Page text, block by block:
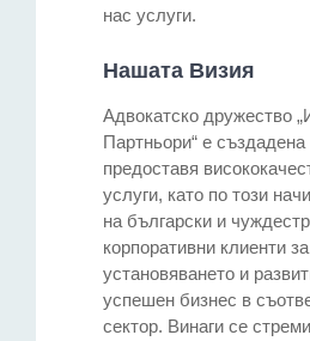
нас услуги.
Нашата Визия
Адвокатско дружество
Партньори“ е
предоставя
услуги, като по този
на български и
корпоративни клиенти за
установяването и
успешен бизнес в
сектор. Винаги се